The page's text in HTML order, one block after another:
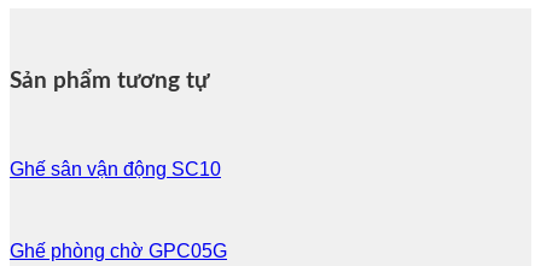
Sản phẩm tương tự
Ghế sân vận động SC10
Ghế phòng chờ GPC05G